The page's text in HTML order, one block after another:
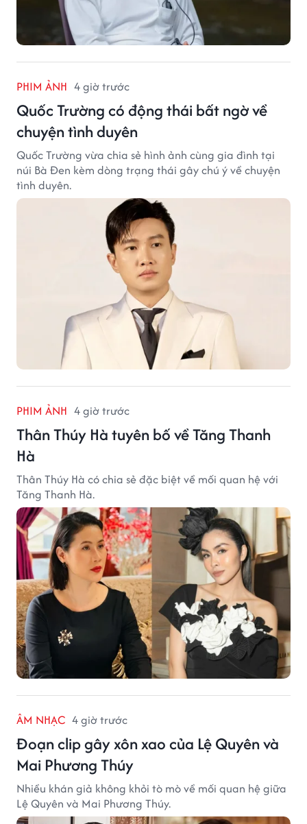
PHIM ẢNH 4 giờ trước
Quốc Trường có động thái bất ngờ về
chuyện tình duyên
Quốc Trường vừa chia sẻ hình ảnh cùng gia đình tại
núi Bà Đen kèm dòng trạng thái gây chú ý về chuyện
tình duyên.
PHIM ẢNH 4 giờ trước
Thân Thúy Hà tuyên bố về Tăng Thanh
Hà
Thân Thúy Hà có chia sẻ đặc biệt về mối quan hệ với
Tăng Thanh Hà.
ÂM NHẠC 4 giờ trước
Đoạn clip gây xôn xao của Lệ Quyên và
Mai Phương Thúy
Nhiều khán giả không khỏi tò mò về mối quan hệ giữa
Lệ Quyên và Mai Phương Thúy.